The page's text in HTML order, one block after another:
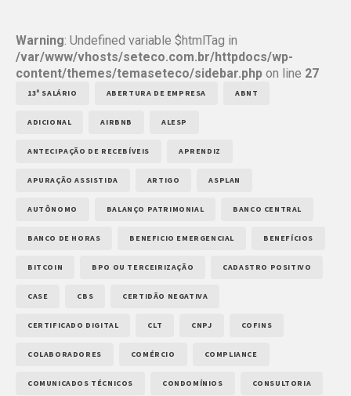
Warning: Undefined variable $htmlTag in
/var/www/vhosts/seteco.com.br/httpdocs/wp-
content/themes/temaseteco/sidebar.php on line 27
13º SALÁRIO ABERTURA DE EMPRESA ABNT
ADICIONAL AIRBNB ALESP
ANTECIPAÇÃO DE RECEBÍVEIS APRENDIZ
APURAÇÃO ASSISTIDA ARTIGO ASPLAN
AUTÔNOMO BALANÇO PATRIMONIAL BANCO CENTRAL
BANCO DE HORAS BENEFICIO EMERGENCIAL BENEFÍCIOS
BITCOIN BPO OU TERCEIRIZAÇÃO CADASTRO POSITIVO
CASE CBS CERTIDÃO NEGATIVA
CERTIFICADO DIGITAL CLT CNPJ COFINS
COLABORADORES COMÉRCIO COMPLIANCE
COMUNICADOS TÉCNICOS CONDOMÍNIOS CONSULTORIA